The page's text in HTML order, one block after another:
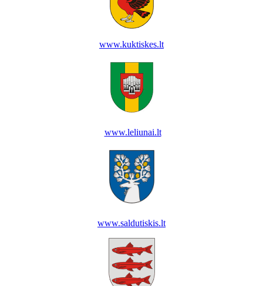
www.kuktiskes.lt
www.leliunai.lt
www.saldutiskis.lt